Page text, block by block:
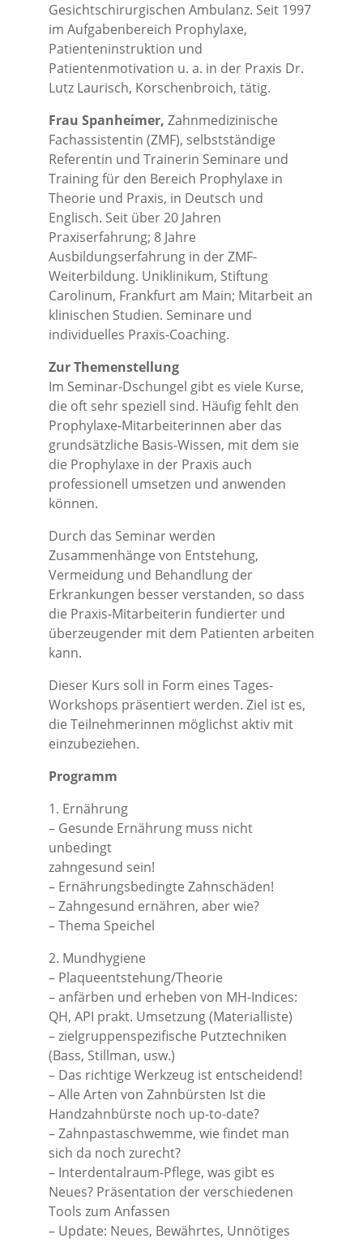
Gesichtschirurgischen Ambulanz. Seit 1997
im Aufgabenbereich Prophylaxe,
Patienteninstruktion und
Patientenmotivation u. a. in der Praxis Dr.
Lutz Laurisch, Korschenbroich, tätig.
Frau Spanheimer, Zahnmedizinische
Fachassistentin (ZMF), selbstständige
Referentin und Trainerin Seminare und
Training für den Bereich Prophylaxe in
Theorie und Praxis, in Deutsch und
Englisch. Seit über 20 Jahren
Praxiserfahrung; 8 Jahre
Ausbildungserfahrung in der ZMF-
Weiterbildung. Uniklinikum, Stiftung
Carolinum, Frankfurt am Main; Mitarbeit an
klinischen Studien. Seminare und
individuelles Praxis-Coaching.
Zur Themenstellung
Im Seminar-Dschungel gibt es viele Kurse,
die oft sehr speziell sind. Häufig fehlt den
Prophylaxe-Mitarbeiterinnen aber das
grundsätzliche Basis-Wissen, mit dem sie
die Prophylaxe in der Praxis auch
professionell umsetzen und anwenden
können.
Durch das Seminar werden
Zusammenhänge von Entstehung,
Vermeidung und Behandlung der
Erkrankungen besser verstanden, so dass
die Praxis-Mitarbeiterin fundierter und
überzeugender mit dem Patienten arbeiten
kann.
Dieser Kurs soll in Form eines Tages-
Workshops präsentiert werden. Ziel ist es,
die Teilnehmerinnen möglichst aktiv mit
einzubeziehen.
Programm
1. Ernährung
– Gesunde Ernährung muss nicht
unbedingt
zahngesund sein!
– Ernährungsbedingte Zahnschäden!
– Zahngesund ernähren, aber wie?
– Thema Speichel
2. Mundhygiene
– Plaqueentstehung/Theorie
– anfärben und erheben von MH-Indices:
QH, API prakt. Umsetzung (Materialliste)
– zielgruppenspezifische Putztechniken
(Bass, Stillman, usw.)
– Das richtige Werkzeug ist entscheidend!
– Alle Arten von Zahnbürsten Ist die
Handzahnbürste noch up-to-date?
– Zahnpastaschwemme, wie findet man
sich da noch zurecht?
– Interdentalraum-Pflege, was gibt es
Neues? Präsentation der verschiedenen
Tools zum Anfassen
– Update: Neues, Bewährtes, Unnötiges